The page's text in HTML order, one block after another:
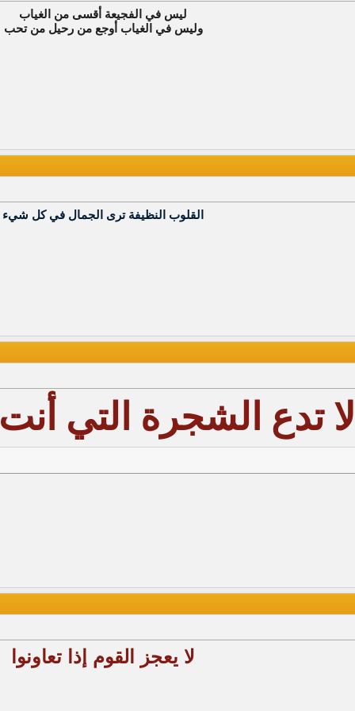
ليس في الفجيعة أقسى من الغياب
وليس في الغياب أوجع من رحيل من تحب
القلوب النظيفة ترى الجمال في كل شيء
لا تدع الشجرة التي
لا يعجز القوم إذا تعاونوا